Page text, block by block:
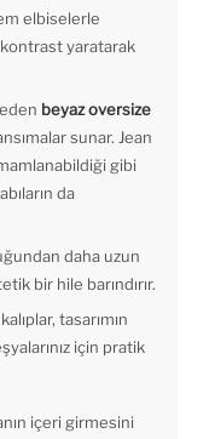
elbiselerle
kontrast yaratarak
beyaz oversize
sunar. Jean
gibi
da
daha uzun
bir hile barındırır.
tasarımın
için pratik
içeri girmesini